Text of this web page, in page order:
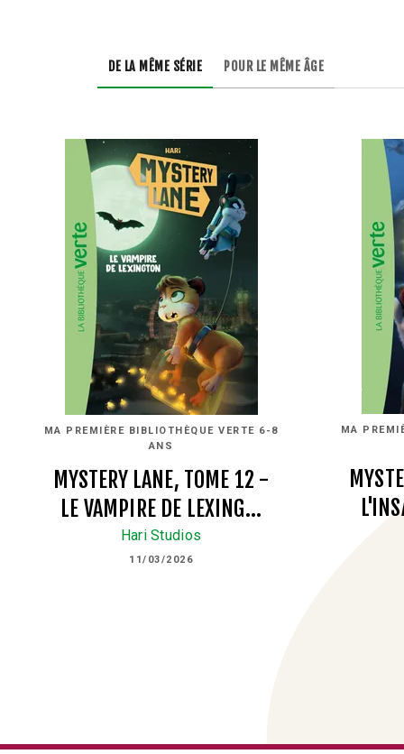
DE LA MÊME SÉRIE POUR LE MÊME ÂGE
MA PREMIÈRE BIBLIOTHÈQUE VERTE 6-8
ANS
MYSTERY LANE, TOME 12 -
LE VAMPIRE DE LEXING…
Hari Studios
11/03/2026
MA